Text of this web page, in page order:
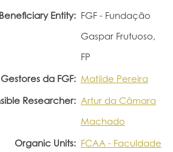
Beneficiary Entity: FGF - Fundação
Gaspar Frutuoso,
FP
Gestores da FGF: Matilde Pereira
Researcher: Artur da Câmara
Machado
Organic Units: FCAA - Faculdade